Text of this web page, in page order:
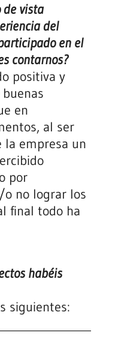
de vista
del
en el
contarnos?
positiva y
en
al ser
la empresa un
por
no lograr los
final todo ha
habéis
siguientes: